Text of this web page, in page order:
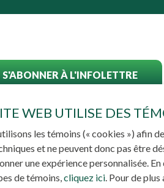
S'ABONNER À L'INFOLETTRE
WEB UTILISE DES
les témoins (« cookies ») afin
et ne peuvent donc pas être
une expérience personnalisée.
de témoins,cliquez ici. Pour de